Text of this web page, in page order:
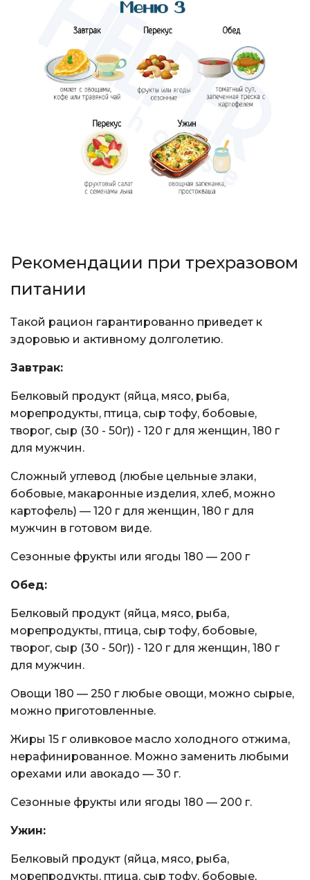
Рекомендации при трехразовом
питании
Такой рацион гарантированно приведет к
здоровью и активному долголетию.
Завтрак:
Белковый продукт (яйца, мясо, рыба,
морепродукты, птица, сыр тофу, бобовые,
творог, сыр (30 - 50г)) - 120 г для женщин, 180 г
для мужчин.
Сложный углевод (любые цельные злаки,
бобовые, макаронные изделия, хлеб, можно
картофель) — 120 г для женщин, 180 г для
мужчин в готовом виде.
Сезонные фрукты или ягоды 180 — 200 г
Обед:
Белковый продукт (яйца, мясо, рыба,
морепродукты, птица, сыр тофу, бобовые,
творог, сыр (30 - 50г)) - 120 г для женщин, 180 г
для мужчин.
Овощи 180 — 250 г любые овощи, можно сырые,
можно приготовленные.
Жиры 15 г оливковое масло холодного отжима,
нерафинированное. Можно заменить любыми
орехами или авокадо — 30 г.
Сезонные фрукты или ягоды 180 — 200 г.
Ужин:
Белковый продукт (яйца, мясо, рыба,
морепродукты, птица, сыр тофу, бобовые,